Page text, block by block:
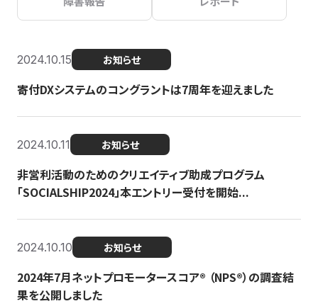
2024.10.15 お知らせ
寄付DXシステムのコングラントは7周年を迎えました
2024.10.11 お知らせ
非営利活動のためのクリエイティブ助成プログラム
「SOCIALSHIP2024」本エントリー受付を開始...
2024.10.10 お知らせ
2024年7月ネットプロモータースコア®︎ （NPS®︎）の調査結
果を公開しました